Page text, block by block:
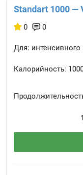
Standart 1000 —
0 0
Для: интенсивного
Калорийность: